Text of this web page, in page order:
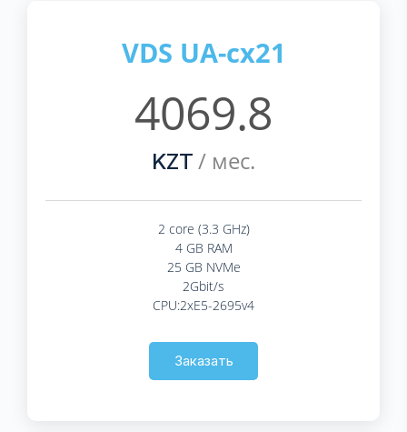
VDS UA-cx21
4069.8
KZT / мес.
2 core (3.3 GHz)
4 GB RAM
25 GB NVMe
2Gbit/s
CPU:2xE5-2695v4
Заказать